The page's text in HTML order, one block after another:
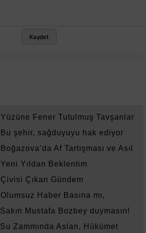
Kaydet
Yüzüne Fener Tutulmuş Tavşanlar
Bu şehir, sağduyuyu hak ediyor
Boğazova’da Af Tartışması ve Asıl
Yeni Yıldan Beklentim
Çivisi Çıkan Gündem
Olumsuz Haber Basına mı,
Sakın Mustafa Bozbey duymasın!
Su Zammında Aslan, Hükümet